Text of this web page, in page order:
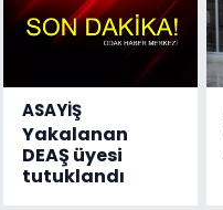
ASAYİŞ
Yakalanan
DEAŞ üyesi
tutuklandı